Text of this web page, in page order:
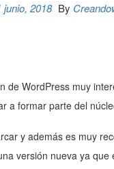
junio, 2018 By
de WordPress muy
a formar parte del
y además es muy
versión nueva ya que